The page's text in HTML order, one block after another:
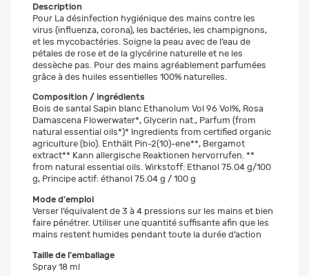
Description
Pour La désinfection hygiénique des mains contre les
virus (influenza, corona), les bactéries, les champignons,
et les mycobactéries. Soigne la peau avec de l’eau de
pétales de rose et de la glycérine naturelle et ne les
dessèche pas. Pour des mains agréablement parfumées
grâce à des huiles essentielles 100% naturelles.
Composition / ingrédients
Bois de santal Sapin blanc Ethanolum Vol 96 Vol%, Rosa
Damascena Flowerwater*, Glycerin nat., Parfum (from
natural essential oils*)* Ingredients from certified organic
agriculture (bio). Enthält Pin-2(10)-ene**, Bergamot
extract** Kann allergische Reaktionen hervorrufen. **
from natural essential oils. Wirkstoff: Ethanol 75.04 g/100
g, Principe actif: éthanol 75.04 g / 100 g
Mode d'emploi
Verser l’équivalent de 3 à 4 pressions sur les mains et bien
faire pénétrer. Utiliser une quantité suffisante afin que les
mains restent humides pendant toute la durée d’action
Taille de l'emballage
Spray 18 ml